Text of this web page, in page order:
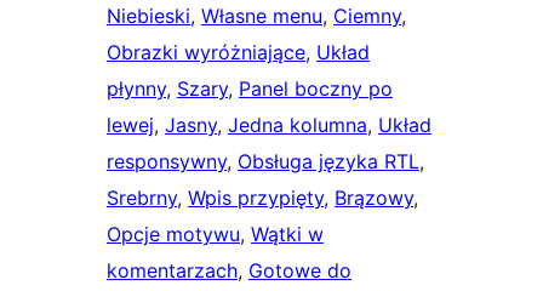
Niebieski, Własne menu, Ciemny
Obrazki wyróżniające, Układ
płynny, Szary, Panel boczny po
lewej, Jasny, Jedna kolumna, Układ
responsywny, Obsługa języka RTL
Srebrny, Wpis przypięty, Brązowy
Opcje motywu, Wątki w
komentarzach, Gotowe do